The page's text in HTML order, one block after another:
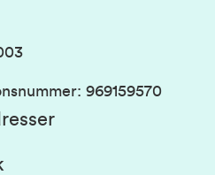
: 969159570